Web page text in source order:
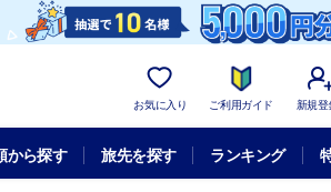
お気に入り ご利用ガイド 新規登
から探す 旅先を探す ランキング